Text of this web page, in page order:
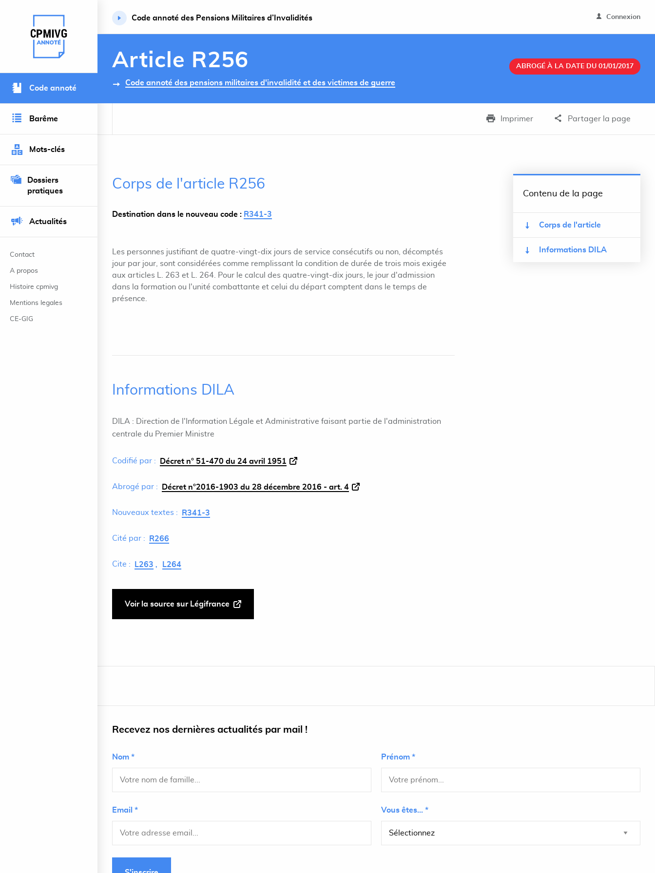
Retour à l’accueil du site
Code annoté
Barême
Mots-clés
Dossiers
pratiques
Actualités
Contact
A propos
Histoire cpmivg
Mentions legales
CE-GIG
Code annoté des Pensions Militaires d’Invalidités Connexion
Article R256
Code annoté des pensions militaires d'invalidité et des victimes de guerre
ABROGÉ À LA DATE DU 01/01/2017
Imprimer Partager la page
Corps de l'article R256
Destination dans le nouveau code : R341-3
Les personnes justifiant de quatre-vingt-dix jours de service consécutifs ou non, décomptés
jour par jour, sont considérées comme remplissant la condition de durée de trois mois exigée
aux articles L. 263 et L. 264. Pour le calcul des quatre-vingt-dix jours, le jour d'admission
dans la formation ou l'unité combattante et celui du départ comptent dans le temps de
présence.
Informations DILA
DILA : Direction de l'Information Légale et Administrative faisant partie de l'administration
centrale du Premier Ministre
Codifié par : Décret n° 51-470 du 24 avril 1951
Abrogé par : Décret n°2016-1903 du 28 décembre 2016 - art. 4
Nouveaux textes : R341-3
Cité par : R266
Cite : L263 L264
Voir la source sur Légifrance
Contenu de la page
Corps de l'article
Informations DILA
Recevez nos dernières actualités par mail !
Nom * Prénom *
Email * Vous êtes... *